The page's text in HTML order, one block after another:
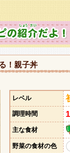
！親子丼
レベル
調理時間
主な食材
野菜の食材の色